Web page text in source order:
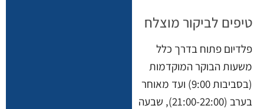
טיפים לביקור מוצלח
פלדיום פתוח בדרך כלל
משעות הבוקר המוקדמות
(בסביבות 9:00) ועד מאוחר
בערב (21:00-22:00), שבעה